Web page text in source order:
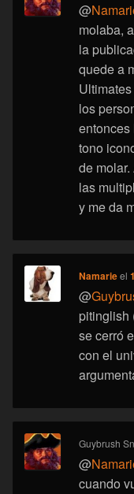
@
molaba,
la
quede a
los
tono
de
las
y me da
Namarieel
@
pitinglish
se cerró
con el
Guybrush
@
cuando